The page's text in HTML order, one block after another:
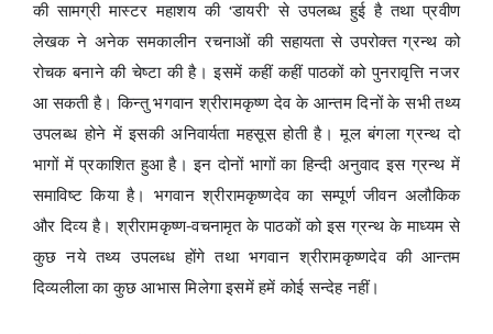
की सामग्री मास्टर महाशय की ‘डायरी’ से उपलब्ध हुई है तथा प्रवीण
लेखक ने अनेक समकालीन रचनाओं की सहायता से उपरोक्त ग्रन्थ को
रोचक बनाने की चेष्टा की है। इसमें कहीं कहीं पाठकों को पुनरावृत्ति नजर
आ सकती है। किन्तु भगवान श्रीरामकृष्ण देव के आन्तम दिनों के सभी तथ्य
उपलब्ध होने में इसकी अनिवार्यता महसूस होती है। मूल बंगला ग्रन्थ दो
भागों में प्रकाशित हुआ है। इन दोनों भागों का हिन्दी अनुवाद इस ग्रन्थ में
समाविष्ट किया है। भगवान श्रीरामकृष्णदेव का सम्पूर्ण जीवन अलौकिक
और दिव्य है। श्रीरामकृष्ण-वचनामृत के पाठकों को इस ग्रन्थ के माध्यम से
कुछ नये तथ्य उपलब्ध होंगे तथा भगवान श्रीरामकृष्णदेव की आन्तम
दिव्यलीला का कुछ आभास मिलेगा इसमें हमें कोई सन्देह नहीं।